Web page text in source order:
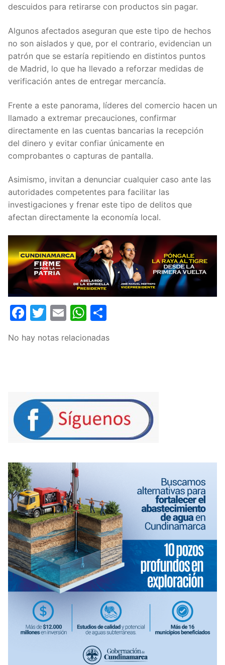
descuidos para retirarse con productos sin pagar.
Algunos afectados aseguran que este tipo de hechos
no son aislados y que, por el contrario, evidencian un
patrón que se estaría repitiendo en distintos puntos
de Madrid, lo que ha llevado a reforzar medidas de
verificación antes de entregar mercancía.
Frente a este panorama, líderes del comercio hacen un
llamado a extremar precauciones, confirmar
directamente en las cuentas bancarias la recepción
del dinero y evitar confiar únicamente en
comprobantes o capturas de pantalla.
Asimismo, invitan a denunciar cualquier caso ante las
autoridades competentes para facilitar las
investigaciones y frenar este tipo de delitos que
afectan directamente la economía local.
Facebook
Twitter
EmailWhatsApp
No hay notas relacionadas